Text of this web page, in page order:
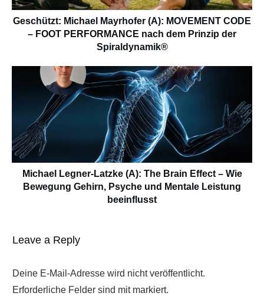
Geschützt: Michael Mayrhofer (A): MOVEMENT CODE
– FOOT PERFORMANCE nach dem Prinzip der
Spiraldynamik®
Michael Legner-Latzke (A): The Brain Effect – Wie
Bewegung Gehirn, Psyche und Mentale Leistung
beeinflusst
Leave a Reply
Deine E-Mail-Adresse wird nicht veröffentlicht.
Erforderliche Felder sind mit markiert.